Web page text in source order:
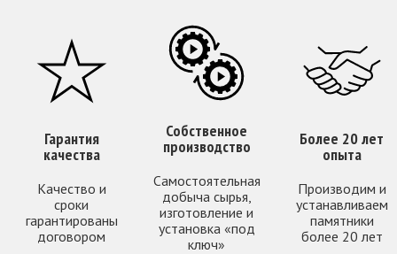
Гарантия
качества
Качество и
сроки
гарантированы
договором
Собственное
производство
Самостоятельная
добыча сырья,
изготовление и
установка «под
ключ»
Более 20 лет
опыта
Производим и
устанавливаем
памятники
более 20 лет